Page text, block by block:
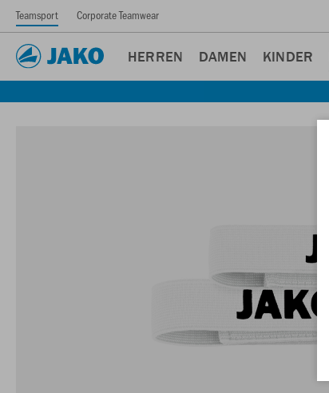
Teamsport Corporate Teamwear
HERREN DAMEN KINDER